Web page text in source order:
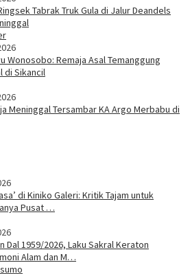
Tabrak Truk Gula di Jalur Deandels
Wonosobo: Remaja Asal Temanggung
di Sikancil
Meninggal Tersambar KA Argo Merbabu di
di Kiniko Galeri: Kritik Tajam untuk
Pusat …
Dal 1959/2026, Laku Sakral Keraton
Alam dan M…